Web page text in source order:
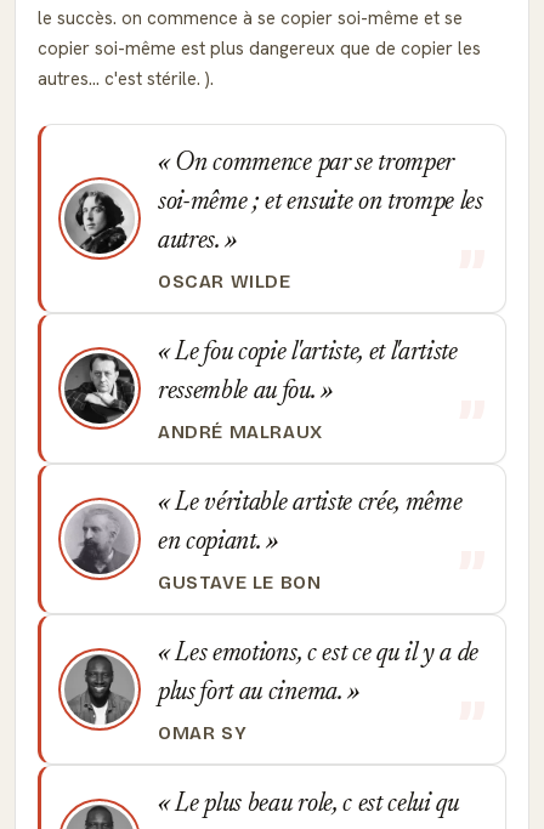
le succès. on commence à se copier soi-même et se
copier soi-même est plus dangereux que de copier les
autres... c'est stérile. ).
On commence par se tromper
soi-même ; et ensuite on trompe les
autres.
OSCAR WILDE
Le fou copie l'artiste, et l'artiste
ressemble au fou.
ANDRÉ MALRAUX
Le véritable artiste crée, même
en copiant.
GUSTAVE LE BON
Les emotions, c est ce qu il y a de
plus fort au cinema.
OMAR SY
Le plus beau role, c est celui qu